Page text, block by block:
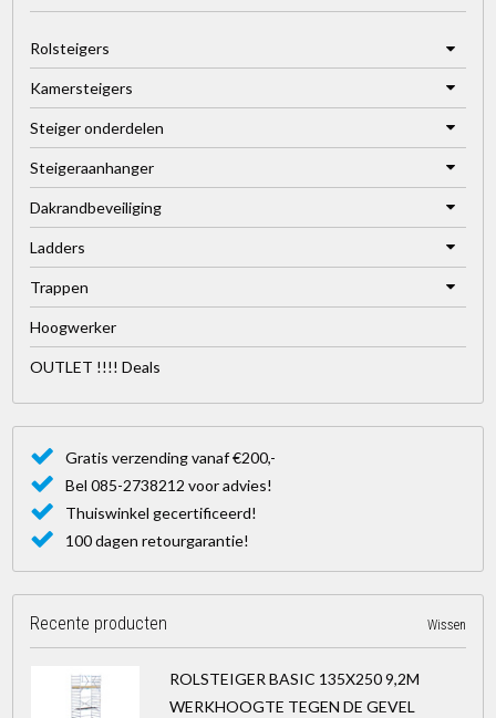
Rolsteigers
Kamersteigers
Steiger onderdelen
Steigeraanhanger
Dakrandbeveiliging
Ladders
Trappen
Hoogwerker
OUTLET !!!! Deals
Gratis verzending vanaf €200,-
Bel 085-2738212 voor advies!
Thuiswinkel gecertificeerd!
100 dagen retourgarantie!
Recente producten Wissen
ROLSTEIGER BASIC 135X250 9,2M
WERKHOOGTE TEGEN DE GEVEL